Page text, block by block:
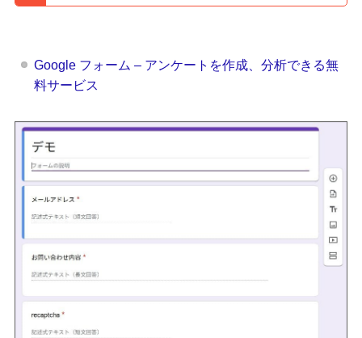
Google フォーム – アンケートを作成、分析できる無
料サービス